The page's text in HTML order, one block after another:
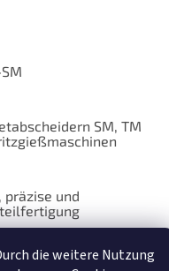
die weitere Nutzung
SM, TM
präzise und